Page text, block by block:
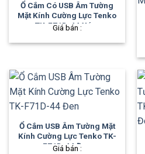
Ổ Cắm Có USB Âm Tường
Mặt Kính Cường Lực Tenko
TK-F71D-44 Xám
Giá bán :
Ổ Cắm USB Âm Tường Mặt
Kính Cường Lực Tenko TK-
F71D-44 Đen
Giá bán :